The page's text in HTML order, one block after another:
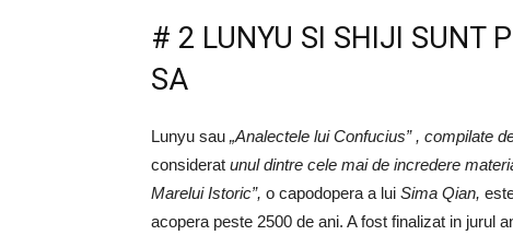
# 2 LUNYU SI SHIJI SUNT
SA
Lunyu sau „Analectele lui Confucius” , compilate
considerat unul dintre cele mai de incredere
Marelui Istoric”, o capodopera a lui Sima Qian,
acopera peste 2500 de ani. A fost finalizat in jurul